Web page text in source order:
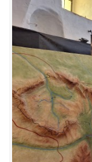
FOTOALBUM
FOTOALBUM
KONTAKT
NOVINKY